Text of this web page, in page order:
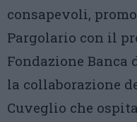
consapevoli,
Pargolario con il
Fondazione Banca
la collaborazione
Cuveglio che